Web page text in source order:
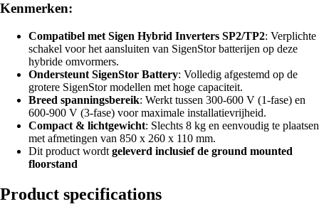
Kenmerken:
Compatibel met Sigen Hybrid Inverters SP2/TP2: Verplichte
schakel voor het aansluiten van SigenStor batterijen op deze
hybride omvormers.
Ondersteunt SigenStor Battery: Volledig afgestemd op de
grotere SigenStor modellen met hoge capaciteit.
Breed spanningsbereik: Werkt tussen 300-600 V (1-fase) en
600-900 V (3-fase) voor maximale installatievrijheid.
Compact & lichtgewicht: Slechts 8 kg en eenvoudig te plaatsen
met afmetingen van 850 x 260 x 110 mm.
Dit product wordt geleverd inclusief de ground mounted
floorstand
Product specifications